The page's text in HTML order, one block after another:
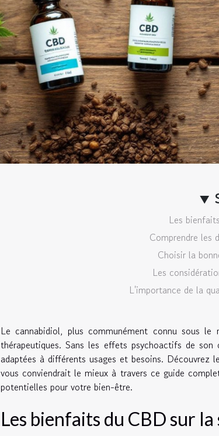
Les
Comprendre les
Choisir la
Les
L'importance de la
Le cannabidiol, plus communément connu sous
thérapeutiques. Sans les effets psychoactifs de
adaptées à différents usages et besoins.
vous conviendrait le mieux à travers ce guide
potentielles pour votre bien-être.
Les bienfaits du CBD sur la